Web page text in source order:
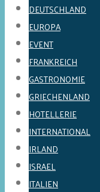
DEUTSCHLAND
EUROPA
EVENT
FRANKREICH
GASTRONOMIE
GRIECHENLAND
HOTELLERIE
INTERNATIONAL
IRLAND
ISRAEL
ITALIEN